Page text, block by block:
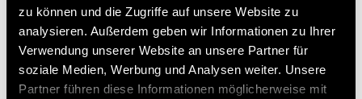
zu können und die Zugriffe auf unsere Website zu
analysieren. Außerdem geben wir Informationen zu Ihrer
Verwendung unserer Website an unsere Partner für
soziale Medien, Werbung und Analysen weiter. Unsere
Partner führen diese Informationen möglicherweise mit